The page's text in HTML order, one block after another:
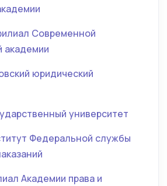
Современной
академии
юридический
университет
Федеральной службы
Академии права и